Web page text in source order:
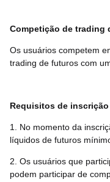
Competição de trading
Os usuários competem
trading de futuros com
Requisitos de inscrição
1. No momento da
líquidos de futuros
2. Os usuários que
podem participar de